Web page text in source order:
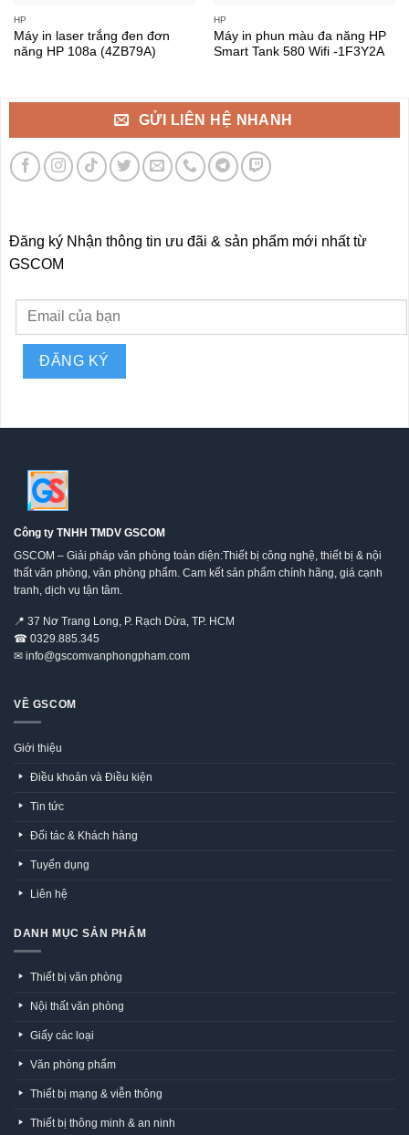
HP
Máy in laser trắng đen đơn
năng HP 108a (4ZB79A)
HP
Máy in phun màu đa năng HP
Smart Tank 580 Wifi -1F3Y2A
GỬI LIÊN HỆ NHANH
Đăng ký Nhận thông tin ưu đãi & sản phẩm mới nhất từ
GSCOM
Công ty TNHH TMDV GSCOM
GSCOM – Giải pháp văn phòng toàn diện:Thiết bị công nghệ, thiết bị & nội
thất văn phòng, văn phòng phẩm. Cam kết sản phẩm chính hãng, giá cạnh
tranh, dịch vụ tận tâm.
📍 37 Nơ Trang Long, P. Rạch Dừa, TP. HCM
☎ 0329.885.345
✉ info@gscomvanphongpham.com
VỀ GSCOM
Giới thiệu
Điều khoản và Điều kiện
Tin tức
Đối tác & Khách hàng
Tuyển dụng
Liên hệ
DANH MỤC SẢN PHẨM
Thiết bị văn phòng
Nội thất văn phòng
Giấy các loại
Văn phòng phẩm
Thiết bị mạng & viễn thông
Thiết bị thông minh & an ninh